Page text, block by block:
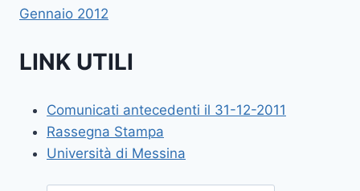
Gennaio 2012
LINK UTILI
Comunicati antecedenti il 31-12-2011
Rassegna Stampa
Università di Messina